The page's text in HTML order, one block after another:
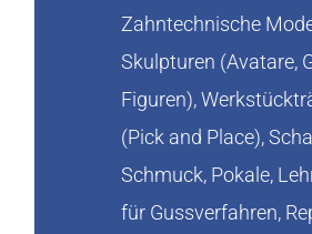
Zahntechnische
Skulpturen (Avatare,
Figuren),
(Pick and Place),
Schmuck, Pokale,
für Gussverfahren,